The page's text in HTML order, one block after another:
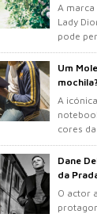
A marca
Lady
pode
gosto.
Um
A
cores
mochila.
Dane
da
O actor